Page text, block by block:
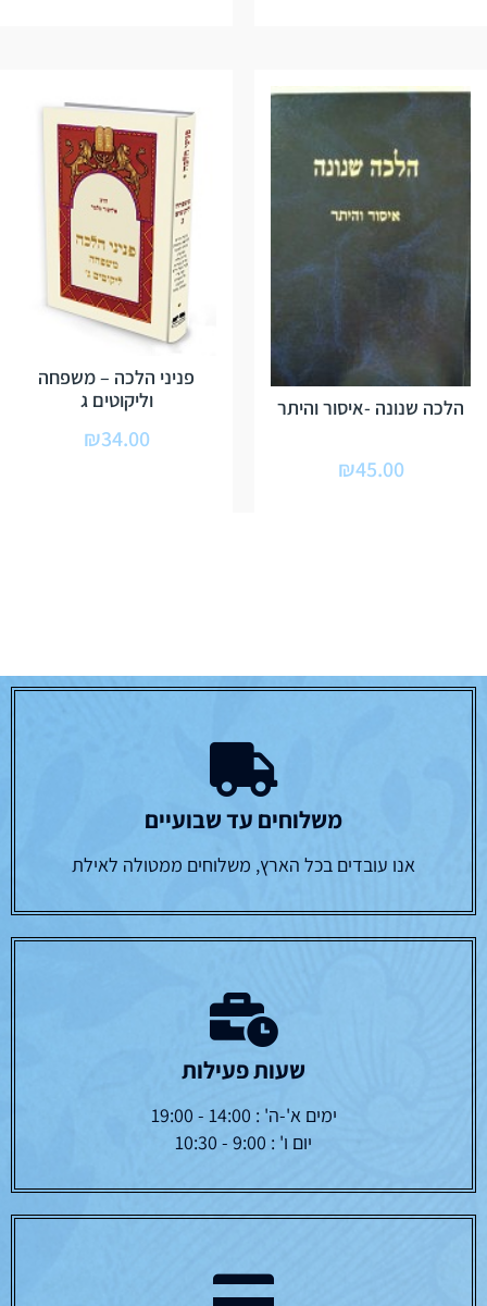
הלכה שנונה -איסור והיתר
₪45.00
פניני הלכה – משפחה
וליקוטים ג
₪34.00
משלוחים עד שבועיים
אנו עובדים בכל הארץ, משלוחים ממטולה לאילת
שעות פעילות
ימים א'-ה' : 14:00 - 19:00
יום ו' : 9:00 - 10:30